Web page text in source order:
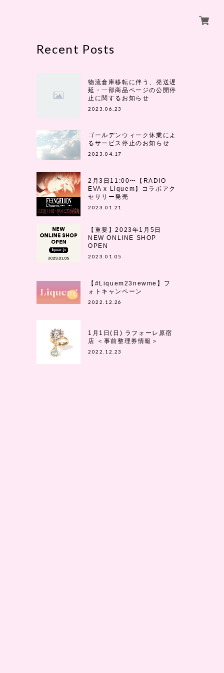
Recent Posts
物流倉庫移転に伴う、発送遅
延・一部商品ページの公開停
止に関するお知らせ
2023.06.23
ゴールデンウィーク休業によ
るサービス停止のお知らせ
2023.04.17
2月3日11:00〜【RADIO
EVA x Liquem】コラボアク
セサリー発売
2023.01.21
【重要】2023年1月5日
NEW ONLINE SHOP
OPEN
2023.01.05
【#Liquem23newme】フ
ォトキャンペーン
2022.12.26
1月1日(日) ラフォーレ原宿
店 ＜事前整理券情報＞
2022.12.23